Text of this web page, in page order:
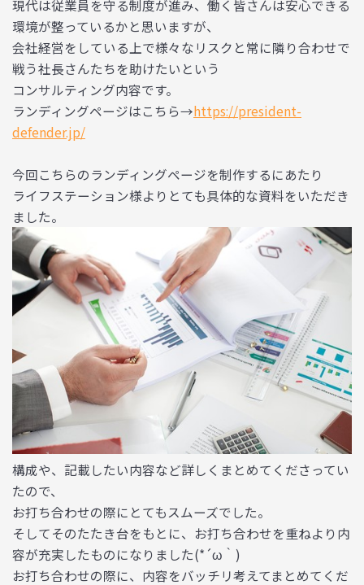
現代は従業員を守る制度が進み、働く皆さんは安心できる
環境が整っているかと思いますが、
会社経営をしている上で様々なリスクと常に隣り合わせで
戦う社長さんたちを助けたいという
コンサルティング内容です。
ランディングページはこちら→https://president-
defender.jp/
今回こちらのランディングページを制作するにあたり
ライフステーション様よりとても具体的な資料をいただき
ました。
構成や、記載したい内容など詳しくまとめてくださってい
たので、
お打ち合わせの際にとてもスムーズでした。
そしてそのたたき台をもとに、お打ち合わせを重ねより内
容が充実したものになりました(*´ω｀)
お打ち合わせの際に、内容をバッチリ考えてまとめてくだ